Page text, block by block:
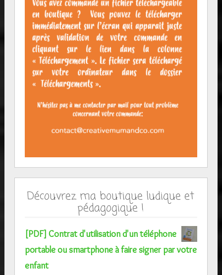
Découvrez ma boutique ludique et
pédagogique !
[PDF] Contrat d'utilisation d'un téléphone
portable ou smartphone à faire signer par votre
enfant